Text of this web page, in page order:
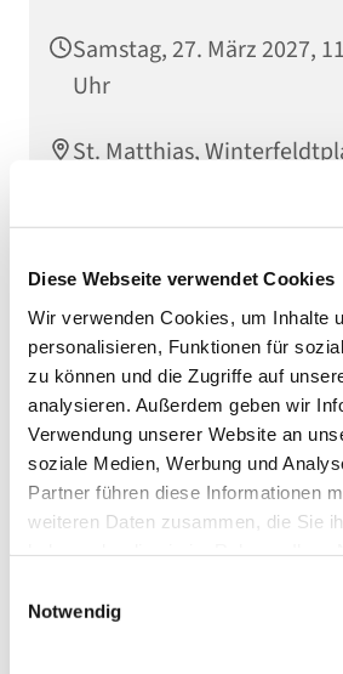
Diese Webseite verwendet Cookies
Wir verwenden Cookies, um Inhalte
personalisieren, Funktionen für
zu können und die Zugriffe auf
analysieren. Außerdem geben wir
Verwendung unserer Website an
soziale Medien, Werbung und
Partner führen diese Informationen
weiteren Daten zusammen, die Sie
Notwendig
Samstag, 27. März 2027,
Uhr
St. Matthias,